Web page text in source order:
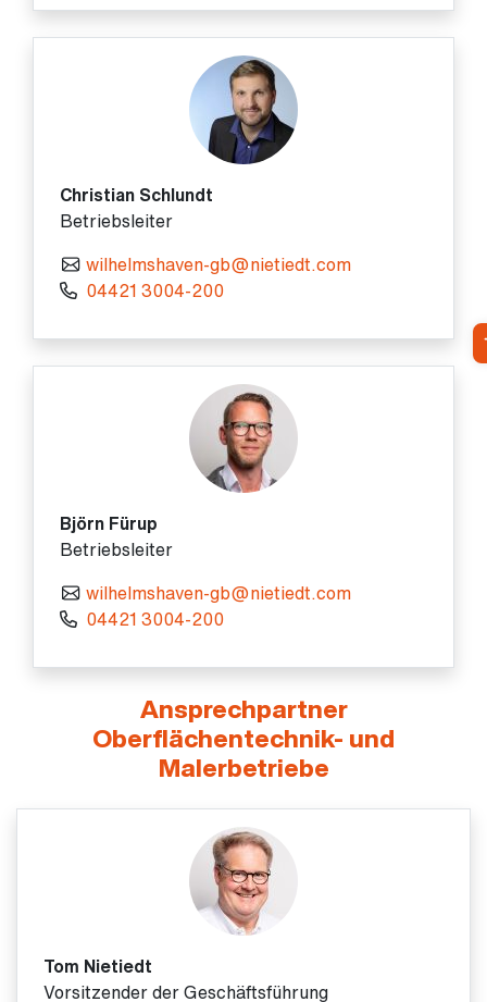
Christian Schlundt
Betriebsleiter
wilhelmshaven-gb@nietiedt.com
04421 3004-200
Björn Fürup
Betriebsleiter
wilhelmshaven-gb@nietiedt.com
04421 3004-200
Ansprechpartner
Oberflächentechnik- und
Malerbetriebe
Tom Nietiedt
Vorsitzender der Geschäftsführung